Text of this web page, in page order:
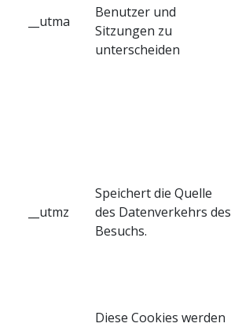
__utma
Benutzer und
Sitzungen zu
unterscheiden
__utmz
Speichert die Quelle
des Datenverkehrs des
Besuchs.
Diese Cookies werden